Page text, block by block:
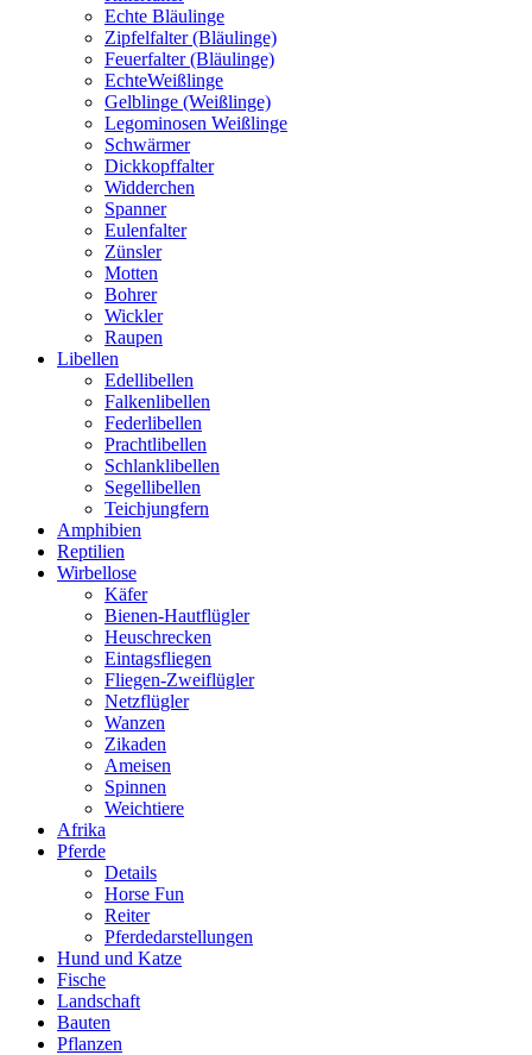
Echte Bläulinge
Zipfelfalter (Bläulinge)
Feuerfalter (Bläulinge)
EchteWeißlinge
Gelblinge (Weißlinge)
Legominosen Weißlinge
Schwärmer
Dickkopffalter
Widderchen
Spanner
Eulenfalter
Zünsler
Motten
Bohrer
Wickler
Raupen
Libellen
Edellibellen
Falkenlibellen
Federlibellen
Prachtlibellen
Schlanklibellen
Segellibellen
Teichjungfern
Amphibien
Reptilien
Wirbellose
Käfer
Bienen-Hautflügler
Heuschrecken
Eintagsfliegen
Fliegen-Zweiflügler
Netzflügler
Wanzen
Zikaden
Ameisen
Spinnen
Weichtiere
Afrika
Pferde
Details
Horse Fun
Reiter
Pferdedarstellungen
Hund und Katze
Fische
Landschaft
Bauten
Pflanzen